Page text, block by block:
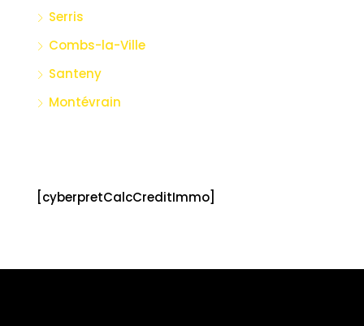
Serris
Combs-la-Ville
Santeny
Montévrain
[cyberpretCalcCreditImmo]